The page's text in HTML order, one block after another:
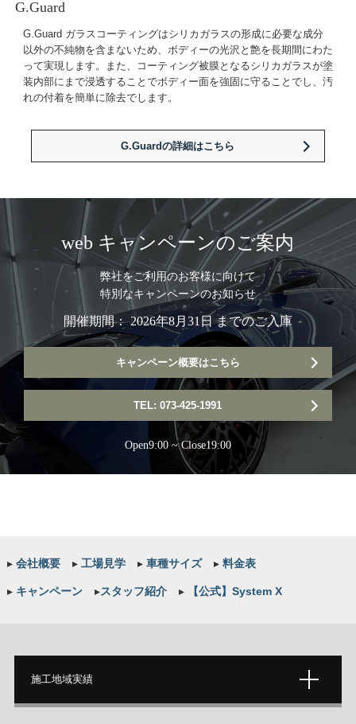
G.Guard
G.Guard ガラスコーティングはシリカガラスの形成に必要な成分
以外の不純物を含まないため、ボディーの光沢と艶を長期間にわた
って実現します。また、コーティング被膜となるシリカガラスが塗
装内部にまで浸透することでボディー面を強固に守ることでし、汚
れの付着を簡単に除去でします。
G.Guardの詳細はこちら
web キャンペーンのご案内
弊社をご利用のお客様に向けて
特別なキャンペーンのお知らせ
開催期間： 2026年8月31日 までのご入庫
キャンペーン概要はこちら
TEL: 073-425-1991
Open9:00 ~ Close19:00
▸会社概要 ▸工場見学 ▸車種サイズ ▸料金表
▸キャンペーン ▸スタッフ紹介 ▸【公式】System X
施工地域実績